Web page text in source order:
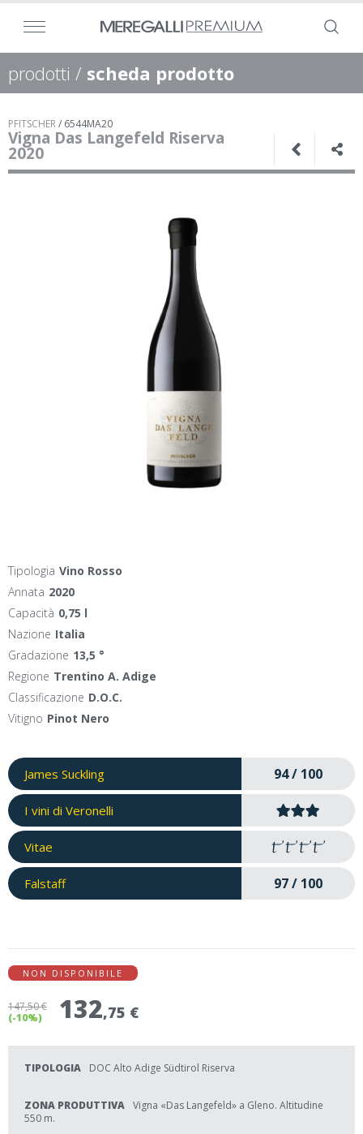
prodotti / scheda prodotto
PFITSCHER/ 6544MA20
Vigna Das Langefeld Riserva
2020
Tipologia Vino Rosso
Annata 2020
Capacità 0,75 l
Nazione Italia
Gradazione 13,5 °
Regione Trentino A. Adige
Classificazione D.O.C.
Vitigno Pinot Nero
James Suckling 94 / 100
I vini di Veronelli
Vitae
Falstaff 97 / 100
NON DISPONIBILE
147,50 €
(-10%)
132,75 €
TIPOLOGIA DOC Alto Adige Südtirol Riserva
ZONA PRODUTTIVA Vigna «Das Langefeld» a Gleno. Altitudine
550 m.